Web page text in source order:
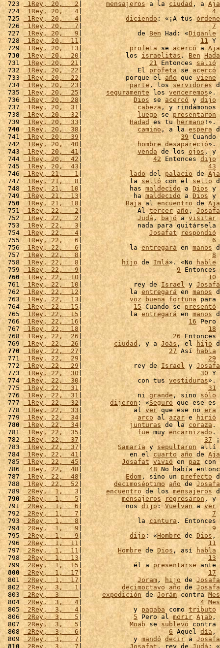
723 1Rey, 20,   2 | mensajeros a la ciudad , a
724
1Rey, 20,   4| 4
725 1Rey, 20,   4 | diciendo: «¡A tus
726
1Rey, 20,   7 | 7
727
1Rey, 20,   9|              de Ben Had: «Díganle
728
1Rey, 20,  11 | 11
729 1Rey, 20,  13 | profeta se acercó a
730 1Rey, 20,  20|           los israelitas . Ben
731 1Rey, 20,  21| 21 Entonces salió
732 1Rey, 20,  22 |              El profeta se acercó
733
1Rey, 20,  22 |           porque el año que viene
734 1Rey, 20,  23 | parte, los servidores
735
1Rey, 20,  25 | seguramente los venceremos».
736 1Rey, 20,  28 | Dios se acercó y dijo
737
1Rey, 20,  31 | cabeza , y
738
1Rey, 20,  32| luego se presentaron
739 1Rey, 20,  33| Hadad es tu hermano!».
740
1Rey, 20,  38| camino , a la espera
741 1Rey, 20,  39 | 39
742 1Rey, 20,  40 | hombre desapareció».
743 1Rey, 20,  41 | venda de los ojos ,
744
1Rey, 20,  42| 42 Entonces dijo
745
1Rey, 20,  43 | 43
746 1Rey, 21,   1 | lado del palacio de
747 1Rey, 21,   8|            la selló con el sello
748 1Rey, 21,  10 |            has maldecido a Dios y
749 1Rey, 21,  13 |             ha maldecido a Dios y
750
1Rey, 21,  18 | Baja al encuentro de
751 1Rey, 22,   2|              Al tercer año ,
752
1Rey, 22,   2 | Judá, bajó a visitar
753
1Rey, 22,   3 |              nada para
754
1Rey, 22,   4 | Josafat respondió
755
1Rey, 22,   6| 6
756
1Rey, 22,   6|            la entregará en manos
757 1Rey, 22,   8| 8
758 1Rey, 22,   8 | hijo de Imlá». «No hable
759 1Rey, 22,   9 | 9
760
1Rey, 22,  10 | 10
761 1Rey, 22,  10|             rey de Israel y
762
1Rey, 22,  12 |            la entregará en manos
763 1Rey, 22,  13 | voz buena fortuna
764 1Rey, 22,  15| 15 Cuando se presentó
765 1Rey, 22,  15 |            la entregará en manos
766 1Rey, 22,  16 | 16
767 1Rey, 22,  18 | 18
768 1Rey, 22,  26| 26
769
1Rey, 22,  26| ciudad , y a Joás , el hijo
770
1Rey, 22,  27| 27 Así habla
771
1Rey, 22,  29 | 29
772
1Rey, 22,  29|             rey de Israel y
773
1Rey, 22,  30| 30
774
1Rey, 22,  30|              con tus vestiduras».
775 1Rey, 22,  31 | 31
776 1Rey, 22,  31|              ni grande , sino sólo
777
1Rey, 22,  32 | dijeron : «Seguro que ese
778 1Rey, 22,  33|             al ver que ese no era
779
1Rey, 22,  34 | arco al azar e hirió
780 1Rey, 22,  34 | junturas de la coraza.
781 1Rey, 22,  35| fue muy encarnizado .
782 1Rey, 22,  37 | 37
783 1Rey, 22,  37 | Samaría y sepultaron allí
784 1Rey, 22,  41 |            en el cuarto año de
785 1Rey, 22,  45| Josafat vivió en paz
786
1Rey, 22,  48| 48 No había
787
1Rey, 22,  48| Edom, sino un prefecto
788
1Rey, 22,  52 | decimoséptimo año de
789
2Rey,  1,   3| encuentro de los mensajeros
790
2Rey,  1,   5| mensajeros regresaron, y
791
2Rey,  1,   6|           nos dijo: Vuelvan a ver
792 2Rey,  1,   7 | 7
793 2Rey,  1,   8|              la cintura .
794
2Rey,  1,   9 | 9
795 2Rey,  1,   9| dijo : «Hombre de Dios ,
796
2Rey,  1,  11 | 11
797 2Rey,  1,  11 | Hombre de Dios , así habla
798 2Rey,  1,  13| 13
799 2Rey,  1,  15 |             él a presentarse
800 2Rey,  1,  17 | 17
801 2Rey,  1,  17 | Joram , hijo de
802 2Rey,  3,   1| decimoctavo año de
803
2Rey,  3 | expedición de Jorám contra
804
2Rey,  3,   4| 4
805 2Rey,  3,   4 |             y pagaba como tributo
806
2Rey,  3,   5| 5 Pero al morir Ajab ,
807 2Rey,  3,   5| Moab se sublevó
808
2Rey,  3,   6 | 6 Aquel día ,
809 2Rey,  3,   7 |             y mandó decir a
810 2Rey,  3,   7 | Josafat, rey de Judá :